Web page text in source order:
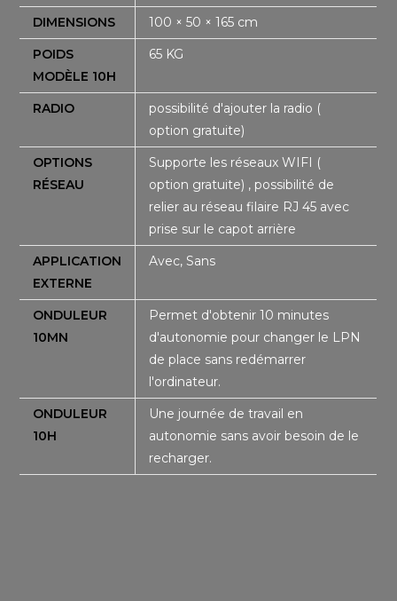
DIMENSIONS
100 × 50 × 165 cm
POIDS
MODÈLE 10H
65 KG
RADIO
possibilité d'ajouter la radio (
option gratuite)
OPTIONS
RÉSEAU
Supporte les réseaux WIFI (
option gratuite) , possibilité de
relier au réseau filaire RJ 45 avec
prise sur le capot arrière
APPLICATION
EXTERNE
Avec, Sans
ONDULEUR
10MN
Permet d'obtenir 10 minutes
d'autonomie pour changer le LPN
de place sans redémarrer
l'ordinateur.
ONDULEUR
10H
Une journée de travail en
autonomie sans avoir besoin de le
recharger.